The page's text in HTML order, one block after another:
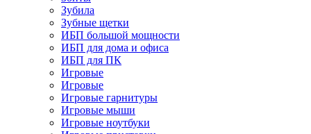
Зубила
Зубные щетки
ИБП большой мощности
ИБП для дома и офиса
ИБП для ПК
Игровые
Игровые
Игровые гарнитуры
Игровые мыши
Игровые ноутбуки